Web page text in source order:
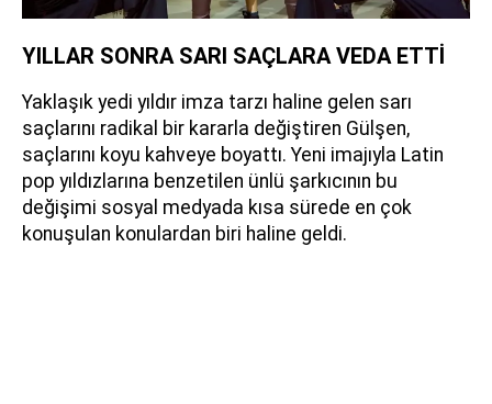
YILLAR SONRA SARI SAÇLARA VEDA ETTİ
Yaklaşık yedi yıldır imza tarzı haline gelen sarı
saçlarını radikal bir kararla değiştiren Gülşen,
saçlarını koyu kahveye boyattı. Yeni imajıyla Latin
pop yıldızlarına benzetilen ünlü şarkıcının bu
değişimi sosyal medyada kısa sürede en çok
konuşulan konulardan biri haline geldi.